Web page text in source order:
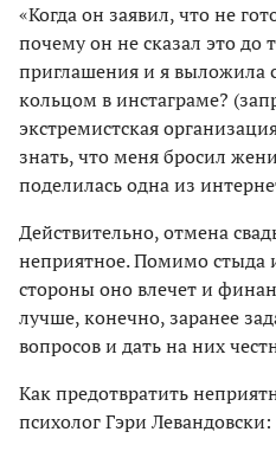
«Когда он заявил, что не
почему он не сказал это до
приглашения и я выложила
кольцом в инстаграме?
экстремистская
знать, что меня бросил
поделилась одна из
Действительно, отмена
неприятное. Помимо
стороны оно влечет и
лучше, конечно, заранее
вопросов и дать на них
Как предотвратить
психолог Гэри Левандовски: